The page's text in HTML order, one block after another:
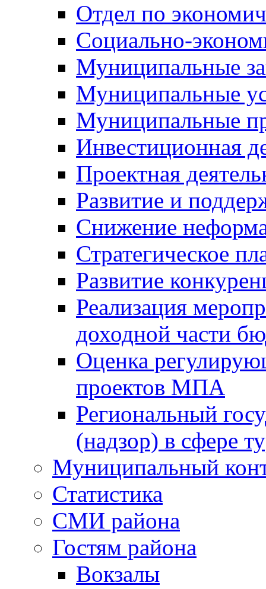
Отдел по
Социально-
Муниципальные
Муниципальные
Муниципальные
Инвестиционная
Проектная
Развитие и
Снижение
Стратегическое
Развитие
Реализация
доходной части
Оценка
проектов МПА
Региональный
(надзор) в сфере
Муниципальный
Статистика
СМИ района
Гостям района
Вокзалы